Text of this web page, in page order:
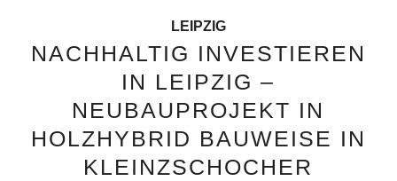
LEIPZIG
NACHHALTIG INVESTIEREN
IN LEIPZIG –
NEUBAUPROJEKT IN
HOLZHYBRID BAUWEISE IN
KLEINZSCHOCHER